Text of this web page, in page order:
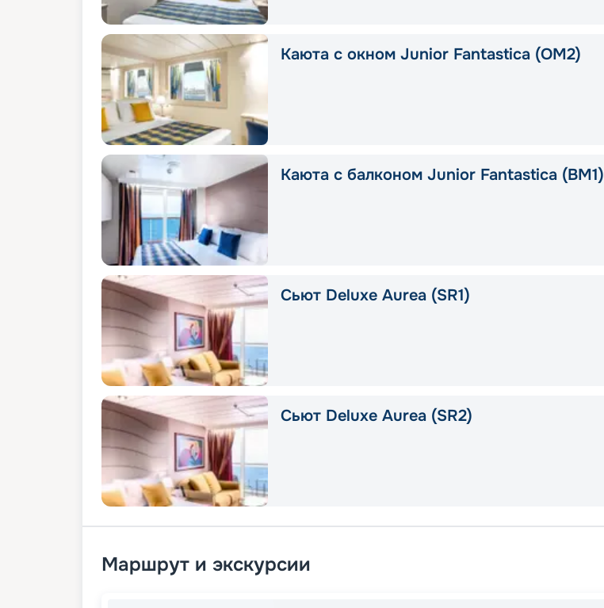
Каюта с окном Junior Fantastica (OM2)
Каюта с балконом Junior Fantastica (BM1)
Сьют Deluxe Aurea (SR1)
Сьют Deluxe Aurea (SR2)
Маршрут и экскурсии